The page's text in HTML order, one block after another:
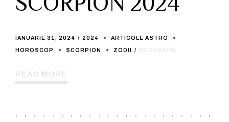
IANUARIE 31, 2024 2024 ARTICOLE ASTRO
HOROSCOP SCORPION ZODII